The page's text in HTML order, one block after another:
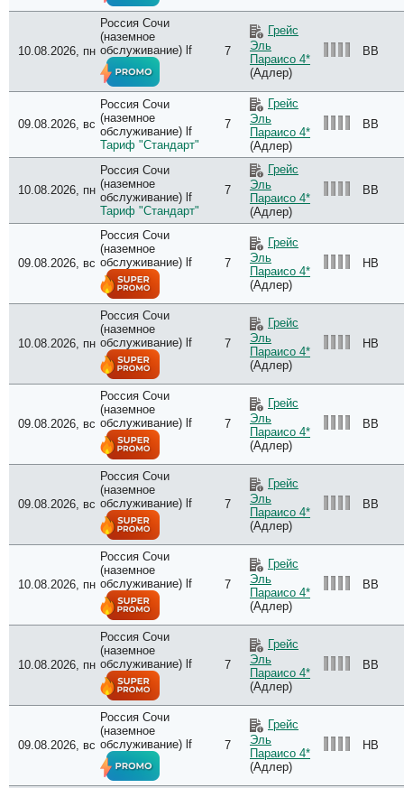
10.08.2026, пн
Россия Сочи
(наземное
обслуживание) lf
7
Грейс
Эль
Параисо 4*
(Адлер)
BB
09.08.2026, вс
Россия Сочи
(наземное
обслуживание) lf
Тариф "Стандарт"
7
Грейс
Эль
Параисо 4*
(Адлер)
BB
10.08.2026, пн
Россия Сочи
(наземное
обслуживание) lf
Тариф "Стандарт"
7
Грейс
Эль
Параисо 4*
(Адлер)
BB
09.08.2026, вс
Россия Сочи
(наземное
обслуживание) lf
7
Грейс
Эль
Параисо 4*
(Адлер)
HB
10.08.2026, пн
Россия Сочи
(наземное
обслуживание) lf
7
Грейс
Эль
Параисо 4*
(Адлер)
HB
09.08.2026, вс
Россия Сочи
(наземное
обслуживание) lf
7
Грейс
Эль
Параисо 4*
(Адлер)
BB
09.08.2026, вс
Россия Сочи
(наземное
обслуживание) lf
7
Грейс
Эль
Параисо 4*
(Адлер)
BB
10.08.2026, пн
Россия Сочи
(наземное
обслуживание) lf
7
Грейс
Эль
Параисо 4*
(Адлер)
BB
10.08.2026, пн
Россия Сочи
(наземное
обслуживание) lf
7
Грейс
Эль
Параисо 4*
(Адлер)
BB
09.08.2026, вс
Россия Сочи
(наземное
обслуживание) lf
7
Грейс
Эль
Параисо 4*
(Адлер)
HB